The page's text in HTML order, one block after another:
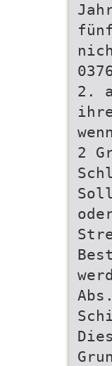
2.
2